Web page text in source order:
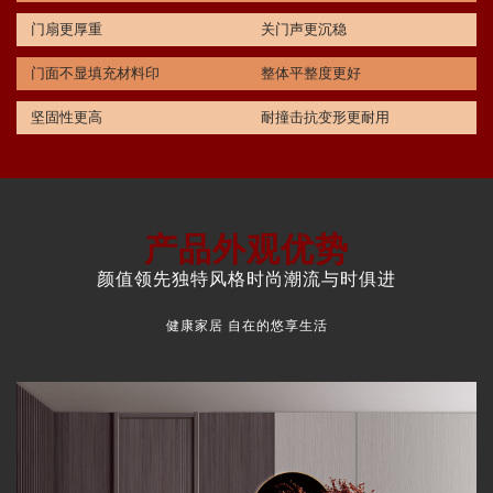
门扇更厚重 关门声更沉稳
门面不显填充材料印 整体平整度更好
坚固性更高 耐撞击抗变形更耐用
产品外观优势
颜值领先独特风格时尚潮流与时俱进
健康家居 自在的悠享生活